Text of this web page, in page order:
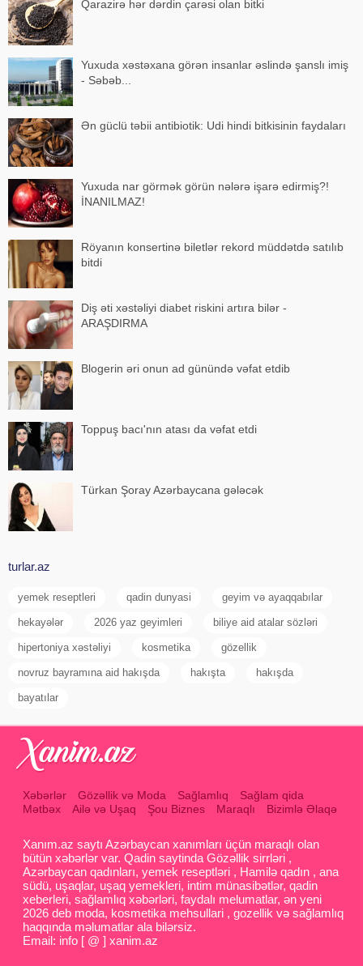
Qarazirə hər dərdin çarəsi olan bitki
Yuxuda xəstəxana görən insanlar əslində şanslı imiş
- Səbəb...
Ən güclü təbii antibiotik: Udi hindi bitkisinin faydaları
Yuxuda nar görmək görün nələrə işarə edirmiş?!
İNANILMAZ!
Röyanın konsertinə biletlər rekord müddətdə satılıb
bitdi
Diş əti xəstəliyi diabet riskini artıra bilər -
ARAŞDIRMA
Blogerin əri onun ad günündə vəfat etdib
Toppuş bacı'nın atası da vəfat etdi
Türkan Şoray Azərbaycana gələcək
turlar.az
yemek reseptleri qadin dunyasi geyim və ayaqqabılar
hekayələr 2026 yaz geyimleri biliye aid atalar sözləri
hipertoniya xəstəliyi kosmetika gözellik
novruz bayramına aid hakışda hakışta hakışda
bayatılar
Xəbərlər Gözəllik və Moda Sağlamlıq
Sağlam qida
Mətbəx
Ailə və Uşaq Şou Biznes Maraqlı Bizimlə Əlaqə
Xanım.az saytı Azərbaycan xanımları üçün maraqlı olan
bütün xəbərlər var. Qadin saytinda Gözəllik sirrləri ,
Azərbaycan qadınları, yemek reseptləri , Hamilə qadın , ana
südü, uşaqlar, uşaq yemekleri, intim münasibətlər, qadin
xeberleri, sağlamlıq xəbərləri, faydalı melumatlar, ən yeni
2026 deb moda, kosmetika mehsullari , gozellik və sağlamlıq
haqqında məlumatlar ala bilərsiz.
Email: info [ @ ] xanim.az